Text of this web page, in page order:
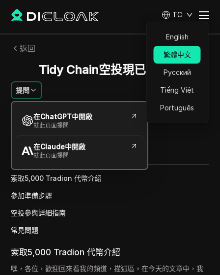
TC
English
繁體中文
Русский
Tiếng Việt
Português
返回
Tidy Chain空投現已上線。
提問
在ChatGPT中開啟
就此頁面提問
在Claude中開啟
就此頁面提問
阿列克謝·索羅金
2024年11月 1 分鐘 閱讀
Copy Link
索取5,000 Tradion 代幣介紹
參加準備步驟
空投參與詳細指南
常見問題
索取5,000 Tradion 代幣介紹
嘿，各位，歡迎回來看我的頻道，描述區。在今天的文章中，我